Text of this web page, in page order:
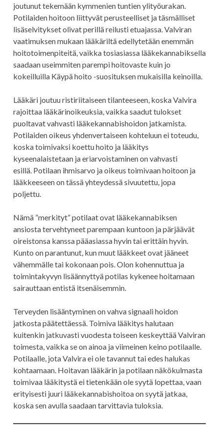
joutunut tekemään kymmenien tuntien ylityöurakan.
Potilaiden hoitoon liittyvät perusteelliset ja täsmälliset
lisäselvitykset olivat perillä reilusti etuajassa. Valviran
vaatimuksen mukaan lääkäriltä edellytetään enemmän
hoitotoimenpiteitä, vaikka tosiasiassa lääkekannabiksella
saadaan useimmiten parempi hoitovaste kuin jo
kokeilluilla Käypä hoito -suosituksen mukaisilla keinoilla.
Lääkäri joutuu ristiriitaiseen tilanteeseen, koska Valvira
rajoittaa lääkärinoikeuksia, vaikka saadut tulokset
puoltavat vahvasti lääkekannabishoidon jatkamista.
Potilaiden oikeus yhdenvertaiseen kohteluun ei toteudu,
koska toimivaksi koettu hoito ja lääkitys
kyseenalaistetaan ja eriarvoistaminen on vahvasti
esillä. Potilaan ihmisarvo ja oikeus toimivaan hoitoon ja
lääkkeeseen on tässä yhteydessä sivuutettu, jopa
poljettu.
Nämä ”merkityt” potilaat ovat lääkekannabiksen
ansiosta tervehtyneet parempaan kuntoon ja pärjäävät
oireistonsa kanssa pääasiassa hyvin tai erittäin hyvin.
Kunto on parantunut, kun muut lääkkeet ovat jääneet
vähemmälle tai kokonaan pois. Olon kohennuttua ja
toimintakyvyn lisäännyttyä potilas kykenee hoitamaan
sairauttaan entistä itsenäisemmin.
Terveyden lisääntyminen on vahva signaali hoidon
jatkosta päätettäessä. Toimiva lääkitys halutaan
kuitenkin jatkuvasti vuodesta toiseen keskeyttää Valviran
toimesta, vaikka se on ainoa ja viimeinen keino potilaalle.
Potilaalle, jota Valvira ei ole tavannut tai edes halukas
kohtaamaan. Hoitavan lääkärin ja potilaan näkökulmasta
toimivaa lääkitystä ei tietenkään ole syytä lopettaa, vaan
erityisesti juuri lääkekannabishoitoa on syytä jatkaa,
koska sen avulla saadaan tarvittavia tuloksia.